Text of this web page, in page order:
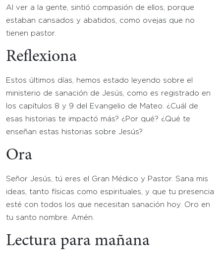
Al ver a la gente, sintió compasión de ellos, porque
estaban cansados y abatidos, como ovejas que no
tienen pastor.
Reflexiona
Estos últimos días, hemos estado leyendo sobre el
ministerio de sanación de Jesús, como es registrado en
los capítulos 8 y 9 del Evangelio de Mateo. ¿Cuál de
esas historias te impactó más? ¿Por qué? ¿Qué te
enseñan estas historias sobre Jesús?
Ora
Señor Jesús, tú eres el Gran Médico y Pastor. Sana mis
ideas, tanto físicas como espirituales, y que tu presencia
esté con todos los que necesitan sanación hoy. Oro en
tu santo nombre. Amén.
Lectura para mañana